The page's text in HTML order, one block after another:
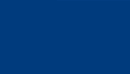
thủ tục nhận
kiện trước khi
Nhân viên kỹ